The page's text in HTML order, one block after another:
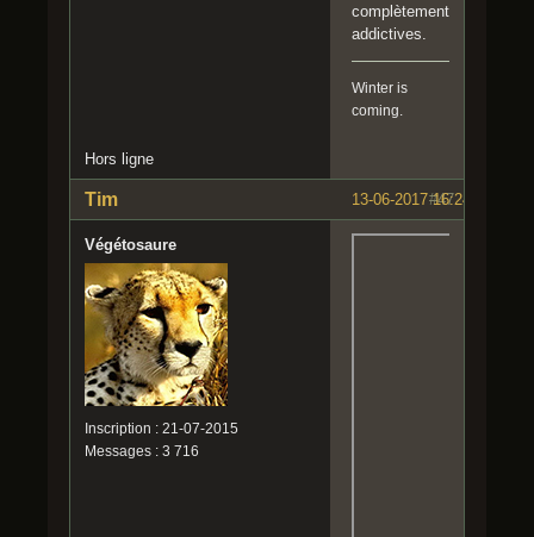
complètement
addictives.
Winter is
coming.
Hors ligne
#47
13-06-2017 16:24:59
Tim
Végétosaure
Inscription : 21-07-2015
Messages : 3 716